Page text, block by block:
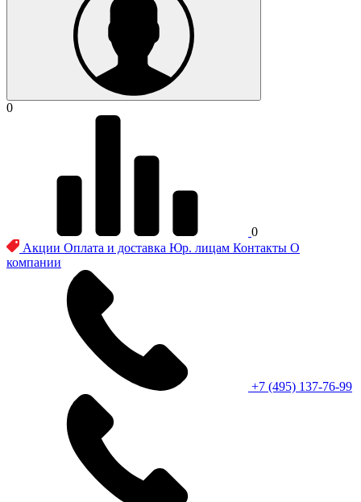
0
0
Акции Оплата и доставка Юр. лицам Контакты О
компании
+7 (495) 137-76-99